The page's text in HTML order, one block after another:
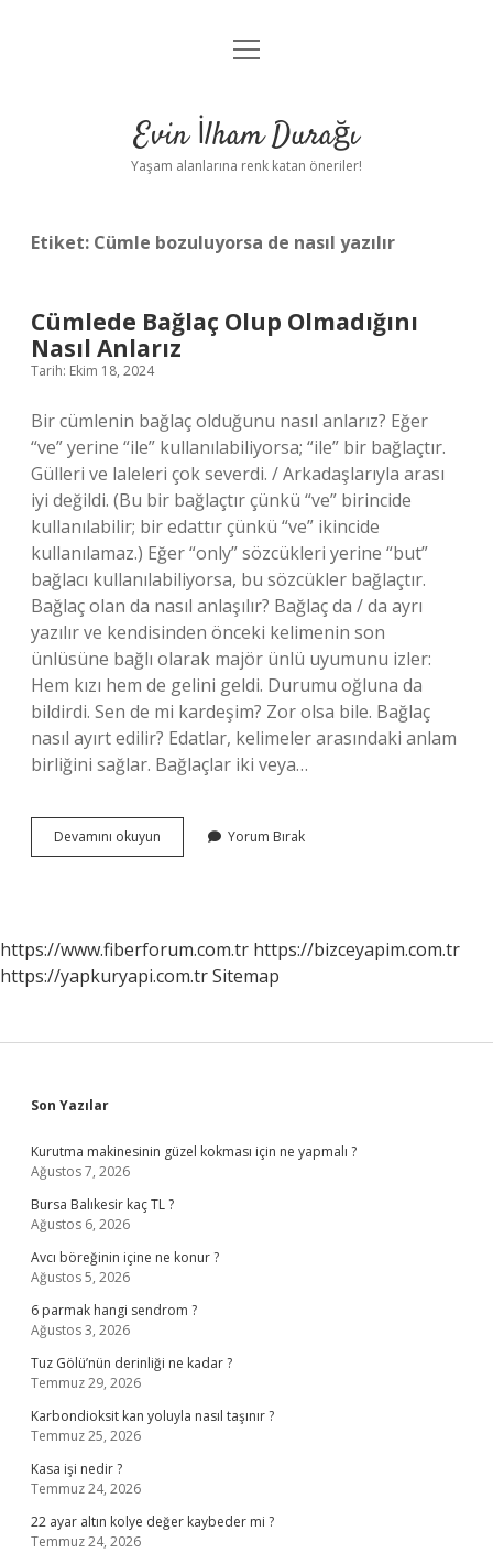
Anasayfa
Yasal Uyarı
menüyü
Evin İlham Durağı
Yaşam alanlarına renk katan öneriler!
Etiket: Cümle bozuluyorsa de nasıl yazılır
Cümlede Bağlaç Olup Olmadığını
Nasıl Anlarız
Tarih: Ekim 18, 2024
Bir cümlenin bağlaç olduğunu nasıl anlarız? Eğer
“ve” yerine “ile” kullanılabiliyorsa; “ile” bir bağlaçtır.
Gülleri ve laleleri çok severdi. / Arkadaşlarıyla arası
iyi değildi. (Bu bir bağlaçtır çünkü “ve” birincide
kullanılabilir; bir edattır çünkü “ve” ikincide
kullanılamaz.) Eğer “only” sözcükleri yerine “but”
bağlacı kullanılabiliyorsa, bu sözcükler bağlaçtır.
Bağlaç olan da nasıl anlaşılır? Bağlaç da / da ayrı
yazılır ve kendisinden önceki kelimenin son
ünlüsüne bağlı olarak majör ünlü uyumunu izler:
Hem kızı hem de gelini geldi. Durumu oğluna da
bildirdi. Sen de mi kardeşim? Zor olsa bile. Bağlaç
nasıl ayırt edilir? Edatlar, kelimeler arasındaki anlam
birliğini sağlar. Bağlaçlar iki veya…
Devamını okuyun Cümlede
Bağlaç
Yorum Bırak
https://www.fiberforum.com.tr https://bizceyapim.com.tr
https://yapkuryapi.com.trSitemap
Sidebar
Son Yazılar
Kurutma makinesinin güzel kokması için ne yapmalı ?
Ağustos 7, 2026
Bursa Balıkesir kaç TL ?
Ağustos 6, 2026
Avcı böreğinin içine ne konur ?
Ağustos 5, 2026
6 parmak hangi sendrom ?
Ağustos 3, 2026
Tuz Gölü’nün derinliği ne kadar ?
Temmuz 29, 2026
Karbondioksit kan yoluyla nasıl taşınır ?
Temmuz 25, 2026
Kasa işi nedir ?
Temmuz 24, 2026
22 ayar altın kolye değer kaybeder mi ?
Temmuz 24, 2026